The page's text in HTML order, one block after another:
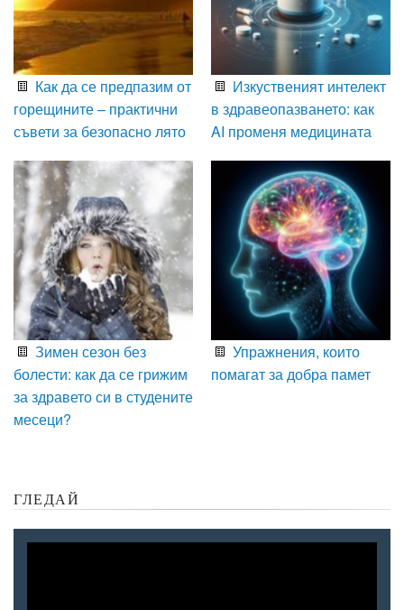
Как да се предпазим от
горещините – практични
съвети за безопасно лято
Изкуственият интелект
в здравеопазването: как
AI променя медицината
Зимен сезон без
болести: как да се грижим
за здравето си в студените
месеци?
Упражнения, които
помагат за добра памет
ГЛЕДАЙ